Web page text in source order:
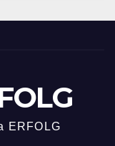
ERFOLG